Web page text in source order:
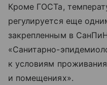
Кроме ГОСТа,
регулируется еще
закрепленным в
«Санитарно-
к условиям
и помещениях».